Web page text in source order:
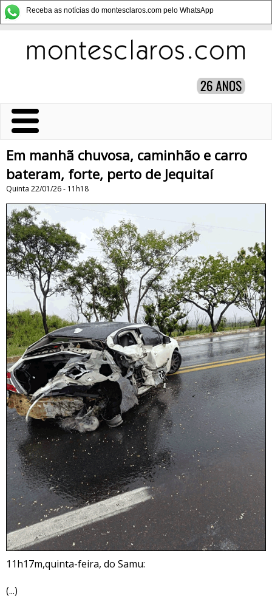
Receba as notícias do montesclaros.com pelo WhatsApp
Em manhã chuvosa, caminhão e carro
bateram, forte, perto de Jequitaí
Quinta 22/01/26 - 11h18
11h17m,quinta-feira, do Samu:
(...)